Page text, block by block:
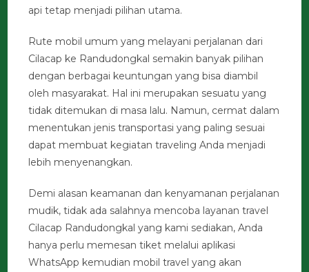
api tetap menjadi pilihan utama.
Rute mobil umum yang melayani perjalanan dari
Cilacap ke Randudongkal semakin banyak pilihan
dengan berbagai keuntungan yang bisa diambil
oleh masyarakat. Hal ini merupakan sesuatu yang
tidak ditemukan di masa lalu. Namun, cermat dalam
menentukan jenis transportasi yang paling sesuai
dapat membuat kegiatan traveling Anda menjadi
lebih menyenangkan.
Demi alasan keamanan dan kenyamanan perjalanan
mudik, tidak ada salahnya mencoba layanan travel
Cilacap Randudongkal yang kami sediakan, Anda
hanya perlu memesan tiket melalui aplikasi
WhatsApp kemudian mobil travel yang akan